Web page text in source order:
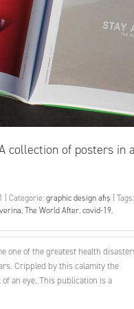
collection of posters in
Categorie:graphic designafiș
Tags:
,The World After,covid-19,
one of the greatest health
Crippled by this calamity the
an eye. This publication is a